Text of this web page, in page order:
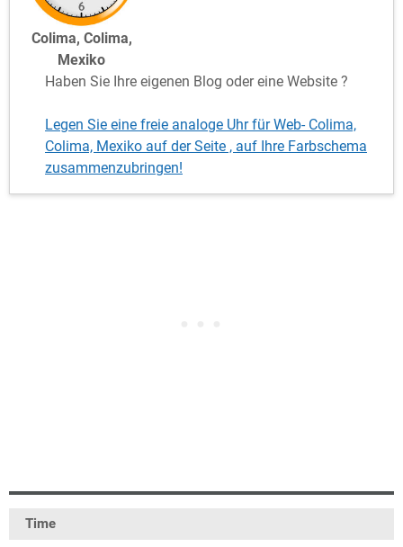
Colima, Colima,
Mexiko
Haben Sie Ihre eigenen Blog oder eine Website ?
Legen Sie eine freie analoge Uhr für Web- Colima,
Colima, Mexiko auf der Seite , auf Ihre Farbschema
zusammenzubringen!
Time